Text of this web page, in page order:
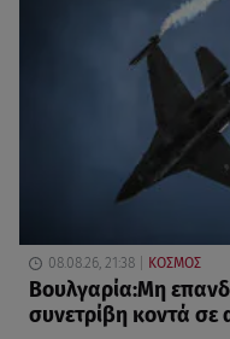
08.08.26, 21:38 ΚΟΣΜΟΣ
Βουλγαρία:Μη
συνετρίβη κοντά